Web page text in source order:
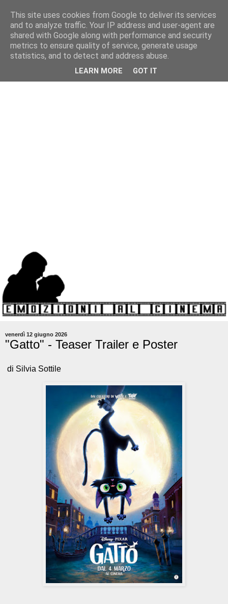
venerdì 12 giugno 2026
"Gatto" - Teaser Trailer e Poster
di Silvia Sottile
This site uses cookies from Google to deliver its services
and to analyze traffic. Your IP address and user-agent are
shared with Google along with performance and security
metrics to ensure quality of service, generate usage
statistics, and to detect and address abuse.
LEARN MORE GOT IT